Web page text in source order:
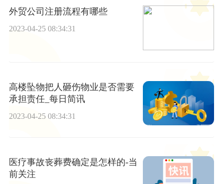
外贸公司注册流程有哪些
2023-04-25 08:34:31
高楼坠物把人砸伤物业是否需要
承担责任_每日简讯
2023-04-25 08:34:31
医疗事故丧葬费确定是怎样的-当
前关注